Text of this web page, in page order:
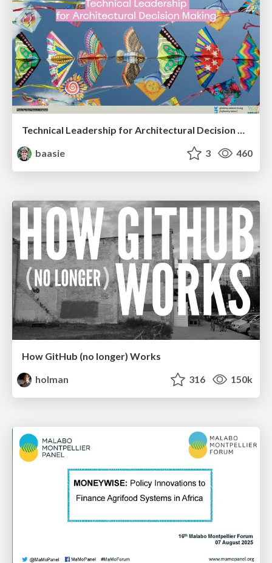
baasie
3 460
How GitHub (no longer) Works
holman
316 150k